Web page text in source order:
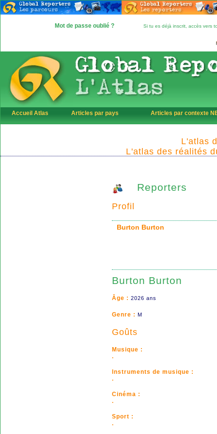
Mot de passe oublié ? Si tu es déjà inscrit, accès vers
Accueil Atlas Articles par pays Articles par contexte
L'atlas
L'atlas des réalités
Reporters
Profil
Burton Burton
Burton Burton
Âge : 2026 ans
Genre : M
Goûts
Musique :
.
Instruments de musique :
.
Cinéma :
.
Sport :
.